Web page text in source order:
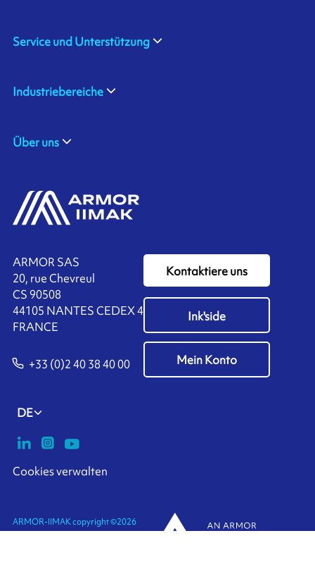
ARMOR SAS
20, rue Chevreul
CS 90508
44105 NANTES CEDEX 4
FRANCE
+33 (0)2 40 38 40 00
Kontaktiere uns
Ink'side
Mein Konto
DE
Cookies verwalten
Service und Unterstützung
Industriebereiche
Über uns
ARMOR-IIMAK copyright ©2026